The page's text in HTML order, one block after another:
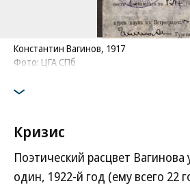
Константин Вагинов, 1917
Фото: ЦГА СПб
Кризис
Поэтический расцвет Вагинова
один, 1922-й год (ему всего 22